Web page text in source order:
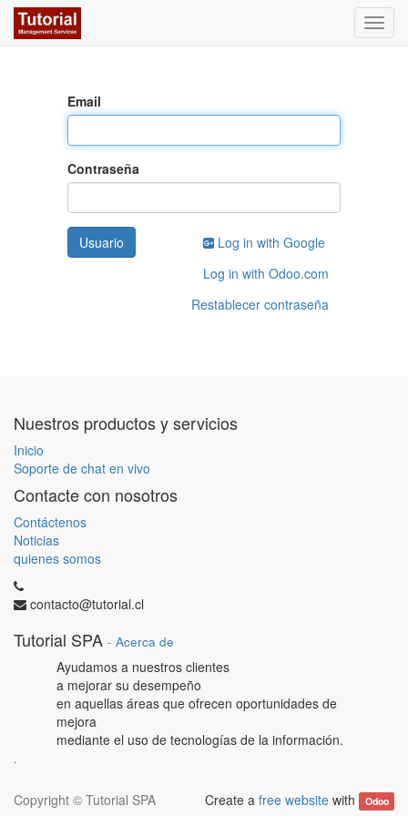
Email
Contraseña
Log in with Google
Log in with Odoo.com
Restablecer contraseña
Usuario
Nuestros productos y servicios
Inicio
Soporte de chat en vivo
Contacte con nosotros
Contáctenos
Noticias
quienes somos
contacto@tutorial.cl
Tutorial SPA - Acerca de
Ayudamos a nuestros clientes
a mejorar su desempeño
en aquellas áreas que ofrecen oportunidades de
mejora
mediante el uso de tecnologías de la información.
.
Create afree website with Odoo
Copyright © Tutorial SPA